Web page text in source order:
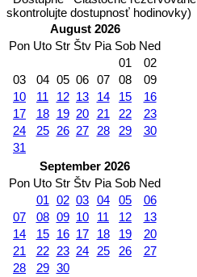
skontrolujte dostupnosť hodinovky)
August 2026
Pon Uto Str Štv Pia Sob Ned
01
02
03
04 05 06 07 08
09
10
11 12 13 14 15
16
17
18 19 20 21 22
23
24
25 26 27 28 29
30
31
September 2026
Pon Uto Str Štv Pia Sob Ned
01 02 03 04 05
06
07
08 09 10 11 12
13
14
15 16 17 18 19
20
21
22 23 24 25 26
27
28
29 30